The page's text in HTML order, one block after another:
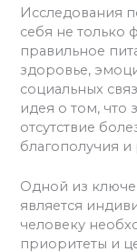
Исследования
себя не только
правильное
здоровье,
социальных
идея о том, что
отсутствие
благополучия
Одной из
является
человеку
приоритеты и